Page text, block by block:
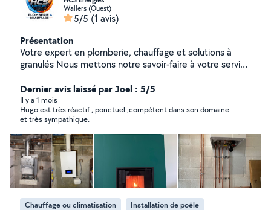
Wallers (Ouest)
5/5 (1 avis)
Présentation
Votre expert en plomberie, chauffage et solutions à
granulés Nous mettons notre savoir-faire à votre service
dépannage. Réactifs et à l'écoute, nous intervenons
auprès des particuliers afin de garantir votre confort et
le bon fonctionnement de vos équipements.
Installation/entretien et dépannage plomberie et
sanitaires Installation/entretien et dépannage
chaudière,chauffage central, radiateurs
Installation/entretien et dépannage poêle/insert Pellet
Pourquoi nous faire confiance ? * Intervention rapide. *
Travail soigné et de qualité. * Conseils personnalisés. *
Respect des normes en vigueur. * Devis gratuit.
Dernier avis laissé par Joel : 5/5
Il y a 1 mois
Hugo est très réactif , ponctuel ,compétent dans son domaine
et très sympathique.
Chauffage ou climatisation Installation de poêle